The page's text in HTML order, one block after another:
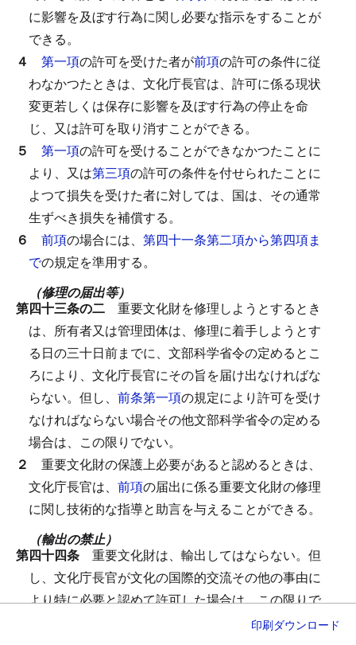
に影響を及ぼす行為に関し必要な指示をすることが
できる。
４ 第一項の許可を受けた者が前項の許可の条件に従
わなかつたときは、文化庁長官は、許可に係る現状
変更若しくは保存に影響を及ぼす行為の停止を命
じ、又は許可を取り消すことができる。
５ 第一項の許可を受けることができなかつたことに
より、又は第三項の許可の条件を付せられたことに
よつて損失を受けた者に対しては、国は、その通常
生ずべき損失を補償する。
６ 前項の場合には、 第四十一条第二項から第四項ま
での規定を準用する。
（修理の届出等）
第四十三条の二 重要文化財を修理しようとするとき
は、所有者又は管理団体は、修理に着手しようとす
る日の三十日前までに、文部科学省令の定めるとこ
ろにより、文化庁長官にその旨を届け出なければな
らない。 但し、 前条第一項の規定により許可を受け
なければならない場合その他文部科学省令の定める
場合は、この限りでない。
２ 重要文化財の保護上必要があると認めるときは、
文化庁長官は、 前項の届出に係る重要文化財の修理
に関し技術的な指導と助言を与えることができる。
（輸出の禁止）
第四十四条 重要文化財は、輸出してはならない。 但
し、文化庁長官が文化の国際的交流その他の事由に
より特に必要と認めて許可した場合は、この限りで
印刷ダウンロード